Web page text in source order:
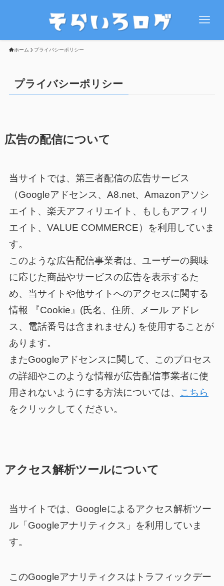
ホーム プライバシーポリシー
プライバシーポリシー
広告の配信について
当サイトでは、第三者配信の広告サービス
（Googleアドセンス、A8.net、Amazonアソシ
エイト、楽天アフィリエイト、もしもアフィリ
エイト、VALUE COMMERCE）を利用していま
す。
このような広告配信事業者は、ユーザーの興味
に応じた商品やサービスの広告を表示するた
め、当サイトや他サイトへのアクセスに関する
情報 『Cookie』(氏名、住所、メール アドレ
ス、電話番号は含まれません) を使用することが
あります。
またGoogleアドセンスに関して、このプロセス
の詳細やこのような情報が広告配信事業者に使
用されないようにする方法については、 こちら
をクリックしてください。
アクセス解析ツールについて
当サイトでは、Googleによるアクセス解析ツー
ル「Googleアナリティクス」を利用していま
す。
このGoogleアナリティクスはトラフィックデー